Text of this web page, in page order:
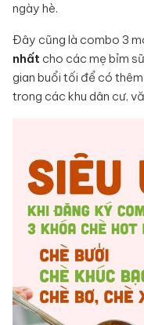
ngày hè.
Đây cũng là combo 3
nhất cho các mẹ bỉm
gian buổi tối để có
trong các khu dân cư,